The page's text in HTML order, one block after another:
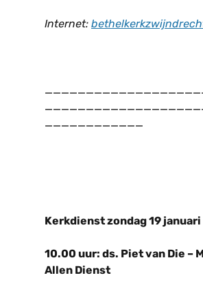
Internet:
____________
Kerkdienst zondag 19 januari
10.00 uur: ds. Piet van Die –
Allen Dienst